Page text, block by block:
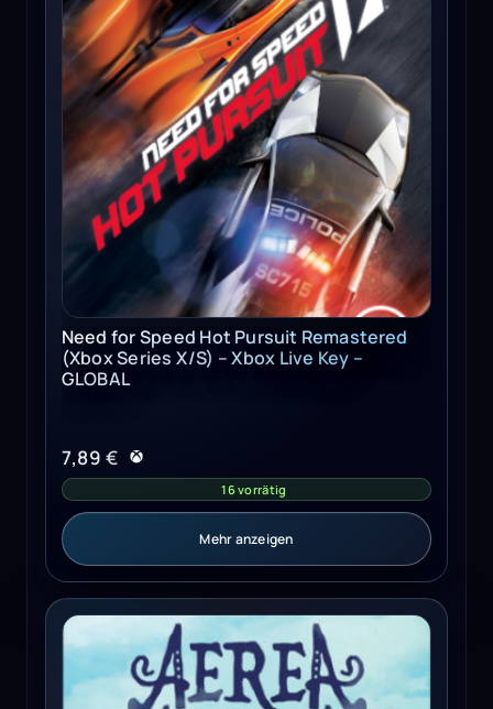
Need for Speed Hot Pursuit Remastered
(Xbox Series X/S) – Xbox Live Key –
GLOBAL
7,89 €
16 vorrätig
Mehr anzeigen
AereA Steam Key GLOBAL